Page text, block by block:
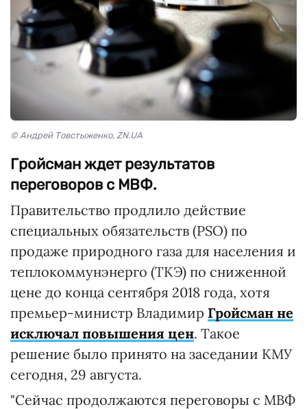
© Андрей Товстыженко, ZN.UA
Гройсман ждет результатов
переговоров с МВФ.
Правительство продлило действие
специальных обязательств (PSO) по
продаже природного газа для населения и
теплокоммунэнерго (ТКЭ) по сниженной
цене до конца сентября 2018 года, хотя
премьер-министр Владимир Гройсман не
исключал повышения цен. Такое
решение было принято на заседании КМУ
сегодня, 29 августа.
"Сейчас продолжаются переговоры с МВФ